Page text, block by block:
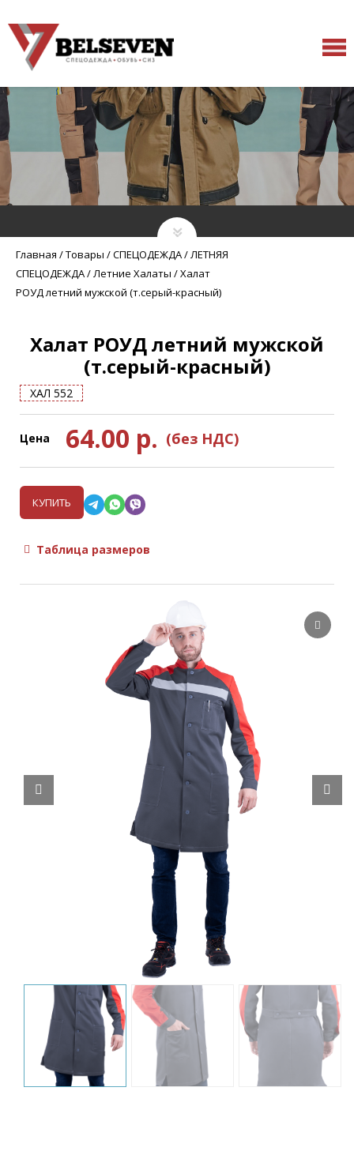
Главная /Товары /СПЕЦОДЕЖДА/ЛЕТНЯЯ
СПЕЦОДЕЖДА/Летние Халаты /Халат
РОУД летний мужской (т.серый-красный)
Халат РОУД летний мужской
(т.серый-красный)
ХАЛ 552
Цена 64.00 р. (без НДС)
КУПИТЬ
Таблица размеров